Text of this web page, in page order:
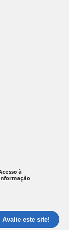
Avalie este site!